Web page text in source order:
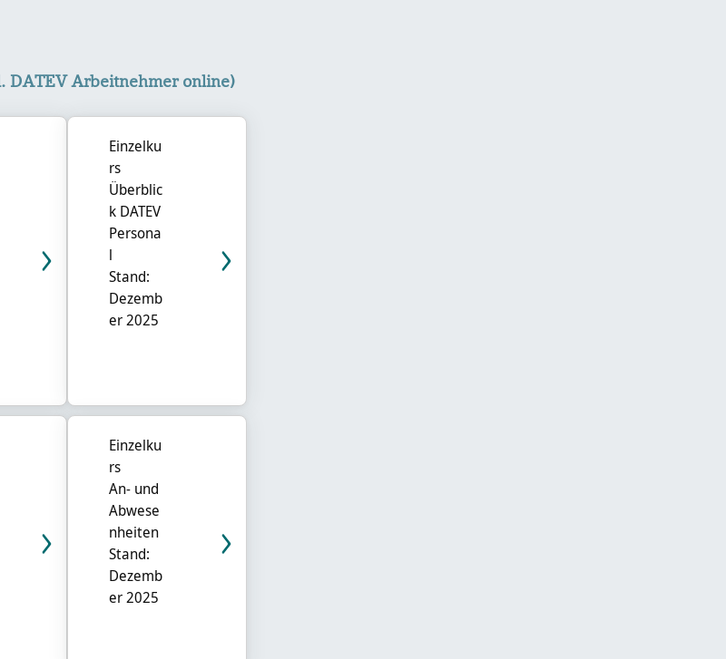
online) überspringen
DATEV Arbeitnehmer online)
Einzelku
rs
Überblic
k DATEV
Persona
l
Stand:
Dezemb
er 2025
Einzelku
rs
An- und
Abwese
nheiten
Stand:
Dezemb
er 2025